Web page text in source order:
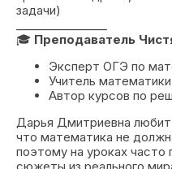
задачи)
🎓 Преподаватель
Эксперт ОГЭ по
Учитель
Автор курсов по
Дарья Дмитриевна
что математика не
поэтому на уроках